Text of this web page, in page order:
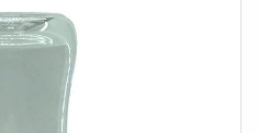
deve-se buscar uma
e serviços com ótima
que passam
prejuízo futuros para os
diferentes de